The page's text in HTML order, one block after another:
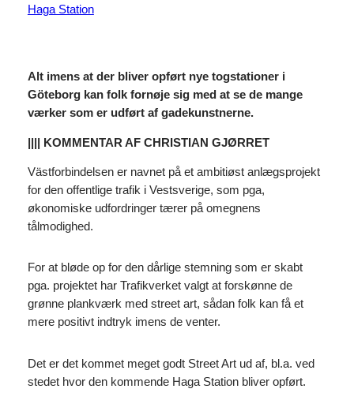
Alt imens at der bliver opført nye togstationer i
Göteborg kan folk fornøje sig med at se de mange
værker som er udført af gadekunstnerne.
|||| KOMMENTAR AF CHRISTIAN GJØRRET
Västforbindelsen er navnet på et ambitiøst anlægsprojekt
for den offentlige trafik i Vestsverige, som pga,
økonomiske udfordringer tærer på omegnens
tålmodighed.
For at bløde op for den dårlige stemning som er skabt
pga. projektet har Trafikverket valgt at forskønne de
grønne plankværk med street art, sådan folk kan få et
mere positivt indtryk imens de venter.
Det er det kommet meget godt Street Art ud af, bl.a. ved
stedet hvor den kommende Haga Station bliver opført.